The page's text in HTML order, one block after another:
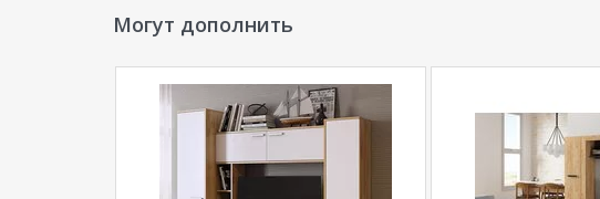
Могут дополнить